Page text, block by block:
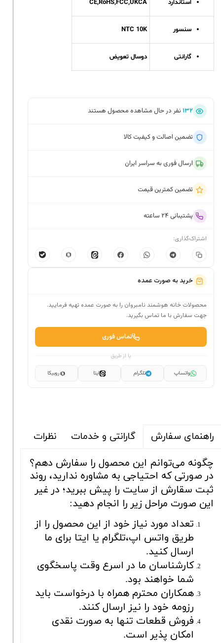
استاندارد CE,RoHS,FCC,UKCA
سنسور NTC 10K
گارانتی دوسال تعویض
۱۳۲ نفر در حال مشاهده محصول هستند
تضمین اصالت و کیفیت کالا
ارسال فوری به سراسر ایران
تضمین کمترین قیمت
پشتیبانی ۲۴ ساعته
اشتراک‌گذاری:
خرید به صورت عمده
محصولات خانه هوشمند نامبروان را به صورت عمده تهیه فرمایید.
جهت سفارش با ما تماس بگیرید.
تماس فوری
یا از طریق
واتساپ تلگرام ایتا روبیکا
راهنمای سفارش گارانتی و خدمات نظرات
چگونه می‌توانم این محصول را سفارش دهم؟
در صورتی که احتیاجی به مشاوره ندارید، روند
ثبت سقارش از سایت را پیش ببرید؛ در غیر
این صورت مراحل زیر را انجام دهید:
تعداد مورد نیاز خود از این محصول را از
طریق واتس اپ،تلگرام یا ایتا برای ما
ارسال کنید.
کارشناسان ما در اسرع وقت پاسخگوی
شما خواهند بود.
همکاران محترم همراه با درخواست باید
رزومه خود را نیز ارسال کنند.
فروش قطعات تنها به صورت نقدی
امکان پذیر است.